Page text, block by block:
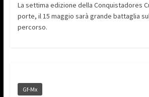
La settima edizione della Conquistadores
porte, il 15 maggio sarà grande battaglia
percorso.
Gf-Mx